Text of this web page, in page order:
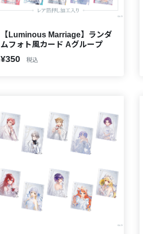
【Luminous Marriage】ランダ
ムフォト風カード Aグループ
¥350 税込